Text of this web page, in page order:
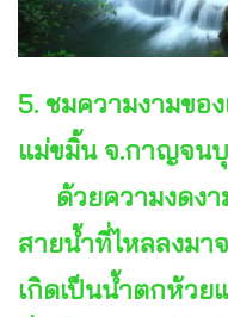
5. ชมความงามขอ
แม่ขมิ้น จ.กาญจน
ด้วยความงดง
สายน้ำที่ไหลลงมา
เกิดเป็นน้ำตกห้วย